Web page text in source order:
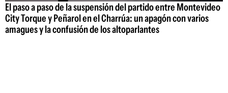
El paso a paso de la suspensión del partido entre Montevideo
City Torque y Peñarol en el Charrúa: un apagón con varios
amagues y la confusión de los altoparlantes